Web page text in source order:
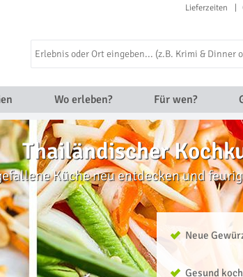
Lieferzeiten
Wo erleben? Für wen?
Thailändischer
Küche neu entdecken und
Neue
Gesund